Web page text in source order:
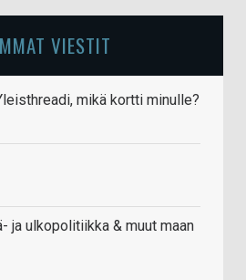
VIESTIT
mikä kortti minulle?
ja ulkopolitiikka & muut maan